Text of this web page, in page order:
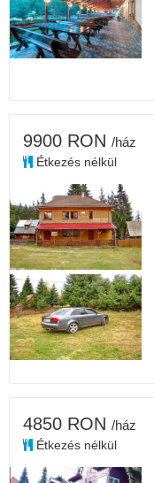
9900 RON /ház
Étkezés nélkül
4850 RON /ház
Étkezés nélkül